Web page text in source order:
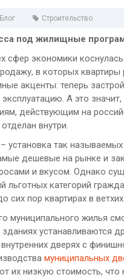
Блог Строительство
под жилищные
сфер экономики
в которых
акценты: теперь
А это
действующим на
внутри.
установка так
дешевые на рынке и
и вкусом. Однако
льготных категорий
сих пор квартирах в
муниципального жилья
устанавливаются
дверях с
муниципальных
их низкую стоимость,